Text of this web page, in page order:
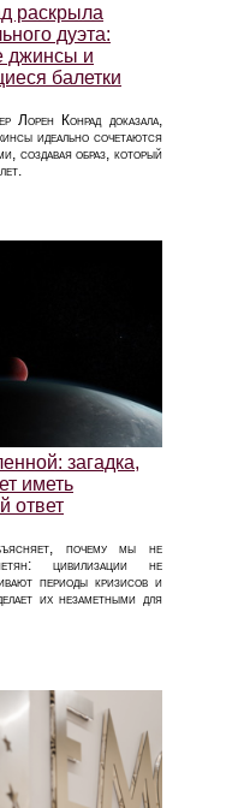
раскрыла
дуэта:
джинсы и
балетки
Лорен Конрад доказала,
идеально сочетаются
создавая образ, который
загадка,
иметь
ответ
почему мы не
цивилизации не
периоды кризисов и
их незаметными для